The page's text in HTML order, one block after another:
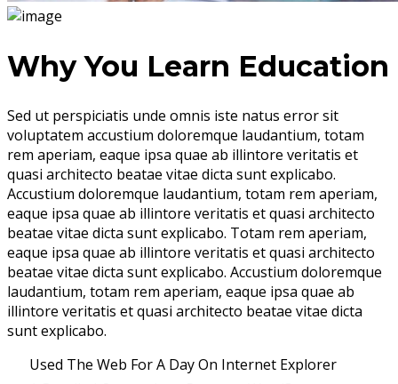
Why You Learn Education
Sed ut perspiciatis unde omnis iste natus error sit
voluptatem accustium doloremque laudantium, totam
rem aperiam, eaque ipsa quae ab illintore veritatis et
quasi architecto beatae vitae dicta sunt explicabo.
Accustium doloremque laudantium, totam rem aperiam,
eaque ipsa quae ab illintore veritatis et quasi architecto
beatae vitae dicta sunt explicabo. Totam rem aperiam,
eaque ipsa quae ab illintore veritatis et quasi architecto
beatae vitae dicta sunt explicabo. Accustium doloremque
laudantium, totam rem aperiam, eaque ipsa quae ab
illintore veritatis et quasi architecto beatae vitae dicta
sunt explicabo.
Used The Web For A Day On Internet Explorer